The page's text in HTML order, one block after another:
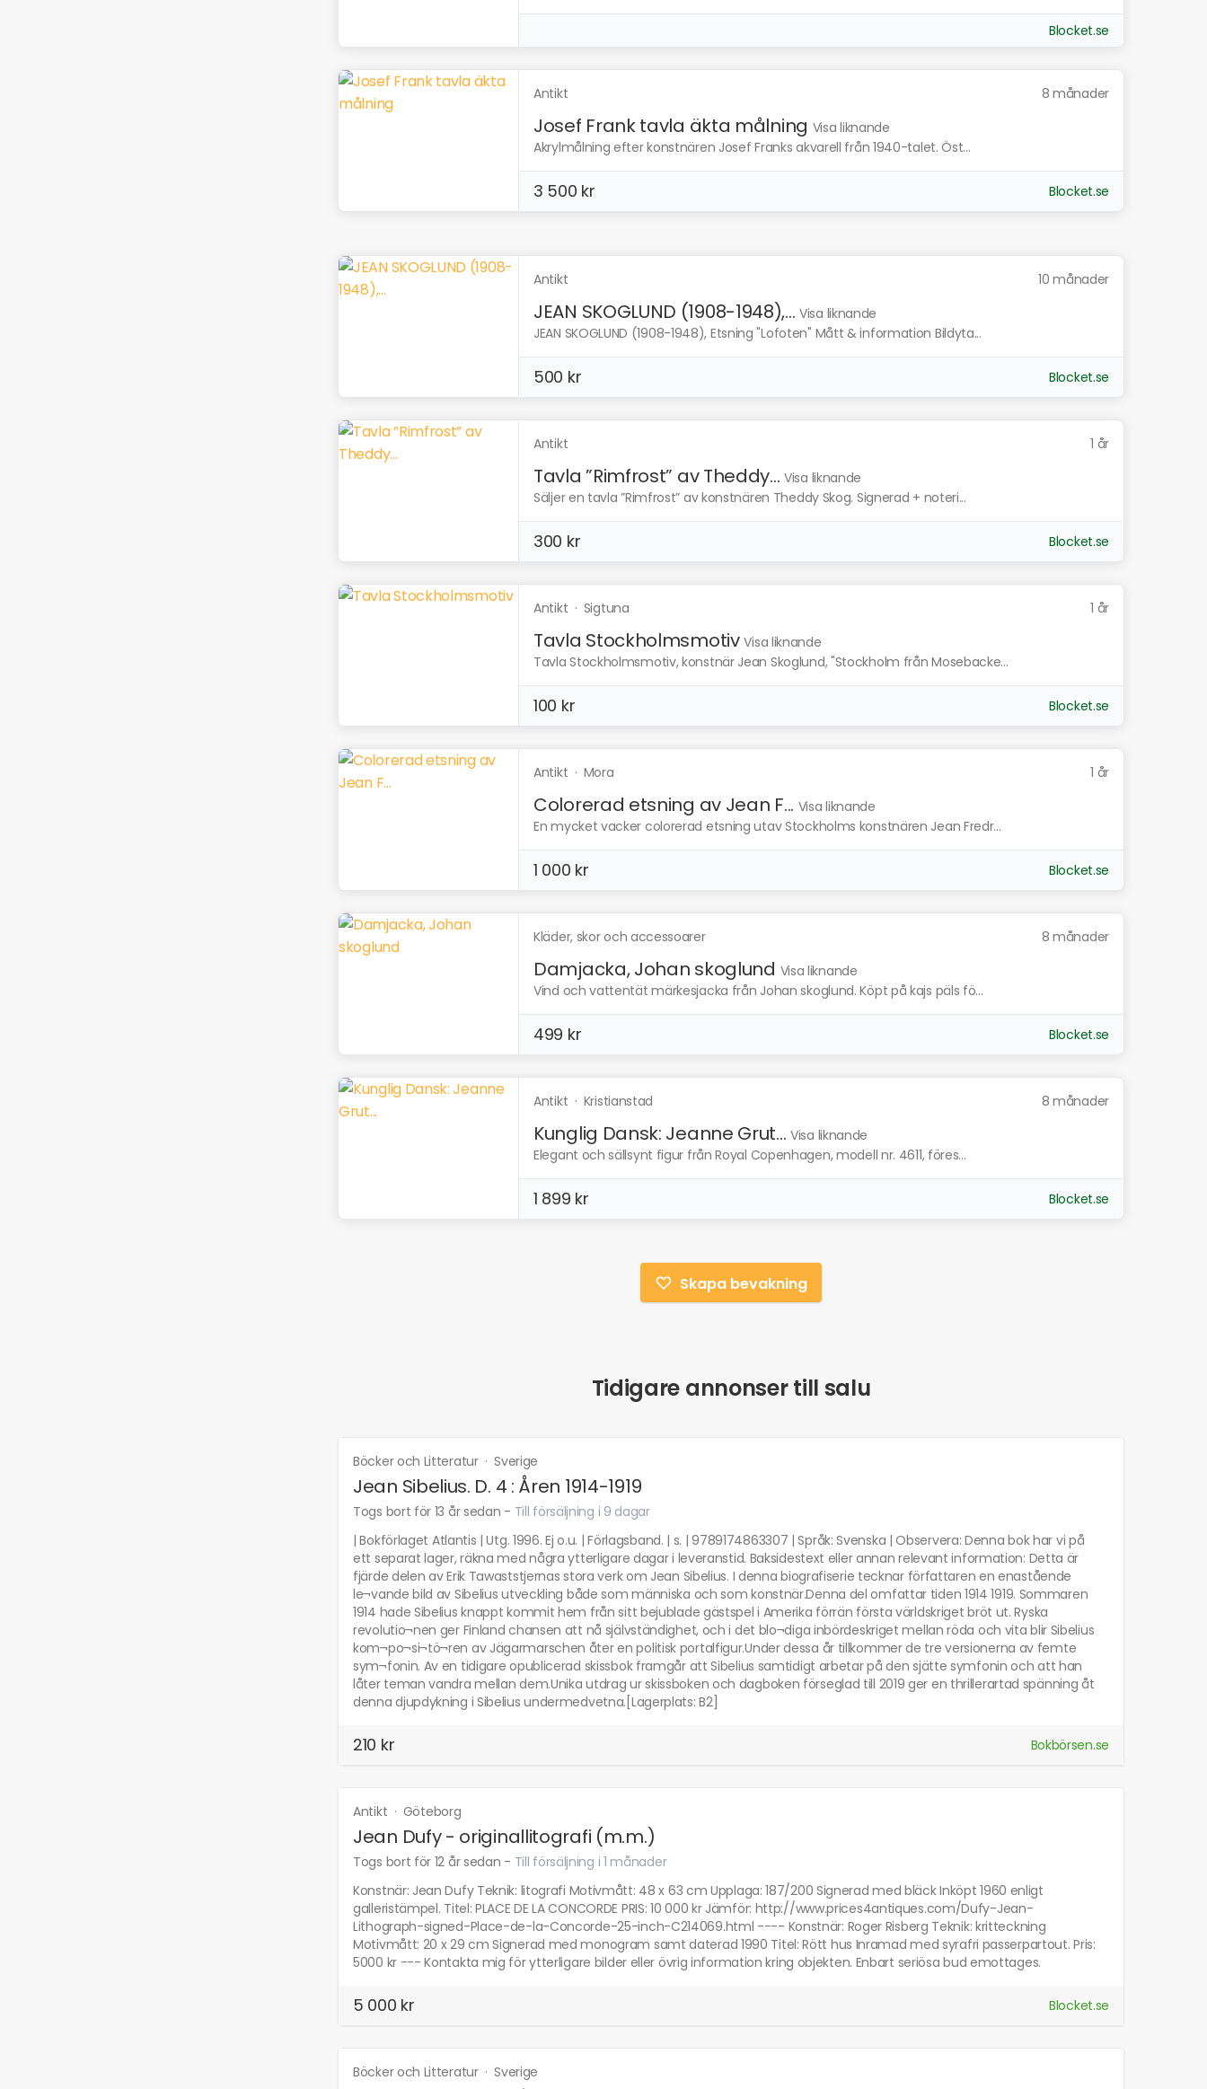
Blocket.se
Antikt 8 månader
Josef Frank tavla äkta målning Visa liknande
Akrylmålning efter konstnären Josef Franks akvarell från 1940-talet. Öst...
3 500 kr Blocket.se
Antikt 10 månader
JEAN SKOGLUND (1908-1948),... Visa liknande
JEAN SKOGLUND (1908-1948), Etsning "Lofoten" Mått & information Bildyta...
500 kr Blocket.se
Antikt 1 år
Tavla ”Rimfrost” av Theddy... Visa liknande
Säljer en tavla ”Rimfrost” av konstnären Theddy Skog. Signerad + noteri...
300 kr Blocket.se
Antikt · Sigtuna 1 år
Tavla Stockholmsmotiv Visa liknande
Tavla Stockholmsmotiv, konstnär Jean Skoglund, "Stockholm från Mosebacke...
100 kr Blocket.se
Antikt · Mora 1 år
Colorerad etsning av Jean F... Visa liknande
En mycket vacker colorerad etsning utav Stockholms konstnären Jean Fredr...
1 000 kr Blocket.se
Kläder, skor och accessoarer 8 månader
Damjacka, Johan skoglund Visa liknande
Vind och vattentät märkesjacka från Johan skoglund. Köpt på kajs päls fö...
499 kr Blocket.se
Antikt · Kristianstad 8 månader
Kunglig Dansk: Jeanne Grut... Visa liknande
Elegant och sällsynt figur från Royal Copenhagen, modell nr. 4611, föres...
1 899 kr Blocket.se
Skapa bevakning
Tidigare annonser till salu
Böcker och Litteratur ·Sverige
Jean Sibelius. D. 4 : Åren 1914-1919
Togs bort för 13 år sedan - Till försäljning i 9 dagar
| Bokförlaget Atlantis | Utg. 1996. Ej o.u. | Förlagsband. | s. | 9789174863307 | Språk: Svenska | Observera: Denna bok har vi på
ett separat lager, räkna med några ytterligare dagar i leveranstid. Baksidestext eller annan relevant information: Detta är
fjärde delen av Erik Tawaststjernas stora verk om Jean Sibelius. I denna biografiserie tecknar författaren en enastående
le¬vande bild av Sibelius utveckling både som människa och som konstnär.Denna del omfattar tiden 1914 1919. Sommaren
1914 hade Sibelius knappt kommit hem från sitt bejublade gästspel i Amerika förrän första världskriget bröt ut. Ryska
revolutio¬nen ger Finland chansen att nå självständighet, och i det blo¬diga inbördeskriget mellan röda och vita blir Sibelius
kom¬po¬si¬tö¬ren av Jägarmarschen åter en politisk portalfigur.Under dessa år tillkommer de tre versionerna av femte
sym¬fonin. Av en tidigare opublicerad skissbok framgår att Sibelius samtidigt arbetar på den sjätte symfonin och att han
låter teman vandra mellan dem.Unika utdrag ur skissboken och dagboken förseglad till 2019 ger en thrillerartad spänning åt
denna djupdykning i Sibelius undermedvetna.[Lagerplats: B2]
210 kr Bokbörsen.se
Antikt · Göteborg
Jean Dufy - originallitografi (m.m.)
Togs bort för 12 år sedan - Till försäljning i 1 månader
Konstnär: Jean Dufy Teknik: litografi Motivmått: 48 x 63 cm Upplaga: 187/200 Signerad med bläck Inköpt 1960 enligt
galleristämpel. Titel: PLACE DE LA CONCORDE PRIS: 10 000 kr Jämför: http://www.prices4antiques.com/Dufy-Jean-
Lithograph-signed-Place-de-la-Concorde-25-inch-C214069.html ---- Konstnär: Roger Risberg Teknik: kritteckning
Motivmått: 20 x 29 cm Signerad med monogram samt daterad 1990 Titel: Rött hus Inramad med syrafri passerpartout. Pris:
5000 kr --- Kontakta mig för ytterligare bilder eller övrig information kring objekten. Enbart seriösa bud emottages.
5 000 kr Blocket.se
Böcker och Litteratur ·Sverige